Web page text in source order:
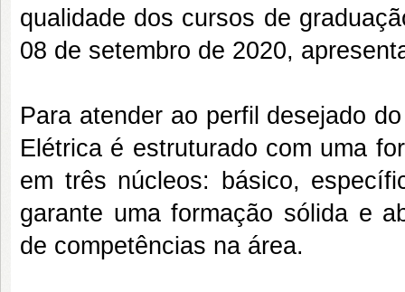
qualidade dos cursos de
08 de setembro de 2020,
Para atender ao perfil desejado
Elétrica é estruturado com uma
em três núcleos: básico,
garante uma formação sólida e
de competências na área.